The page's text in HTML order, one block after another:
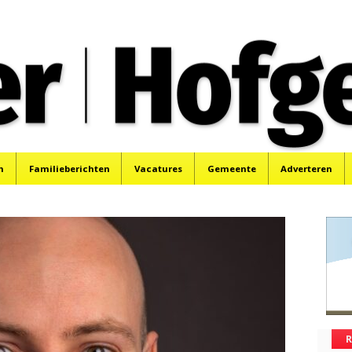
Familieberichten Vacatures Gemeente Adverteren